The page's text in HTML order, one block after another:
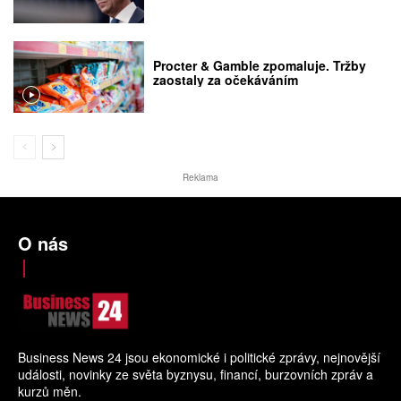
Procter & Gamble zpomaluje. Tržby
zaostaly za očekáváním
Reklama
O nás
Business News 24 jsou ekonomické i politické zprávy, nejnovější
události, novinky ze světa byznysu, financí, burzovních zpráv a
kurzů měn.